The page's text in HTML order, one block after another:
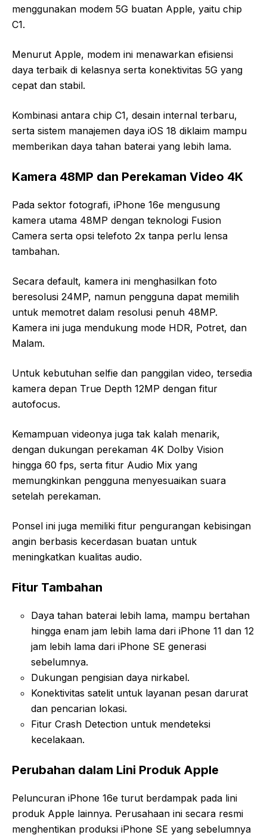
menggunakan modem 5G buatan Apple, yaitu chip
C1.
Menurut Apple, modem ini menawarkan efisiensi
daya terbaik di kelasnya serta konektivitas 5G yang
cepat dan stabil.
Kombinasi antara chip C1, desain internal terbaru,
serta sistem manajemen daya iOS 18 diklaim mampu
memberikan daya tahan baterai yang lebih lama.
Kamera 48MP dan Perekaman Video 4K
Pada sektor fotografi, iPhone 16e mengusung
kamera utama 48MP dengan teknologi Fusion
Camera serta opsi telefoto 2x tanpa perlu lensa
tambahan.
Secara default, kamera ini menghasilkan foto
beresolusi 24MP, namun pengguna dapat memilih
untuk memotret dalam resolusi penuh 48MP.
Kamera ini juga mendukung mode HDR, Potret, dan
Malam.
Untuk kebutuhan selfie dan panggilan video, tersedia
kamera depan True Depth 12MP dengan fitur
autofocus.
Kemampuan videonya juga tak kalah menarik,
dengan dukungan perekaman 4K Dolby Vision
hingga 60 fps, serta fitur Audio Mix yang
memungkinkan pengguna menyesuaikan suara
setelah perekaman.
Ponsel ini juga memiliki fitur pengurangan kebisingan
angin berbasis kecerdasan buatan untuk
meningkatkan kualitas audio.
Fitur Tambahan
Daya tahan baterai lebih lama, mampu bertahan
hingga enam jam lebih lama dari iPhone 11 dan 12
jam lebih lama dari iPhone SE generasi
sebelumnya.
Dukungan pengisian daya nirkabel.
Konektivitas satelit untuk layanan pesan darurat
dan pencarian lokasi.
Fitur Crash Detection untuk mendeteksi
kecelakaan.
Perubahan dalam Lini Produk Apple
Peluncuran iPhone 16e turut berdampak pada lini
produk Apple lainnya. Perusahaan ini secara resmi
menghentikan produksi iPhone SE yang sebelumnya